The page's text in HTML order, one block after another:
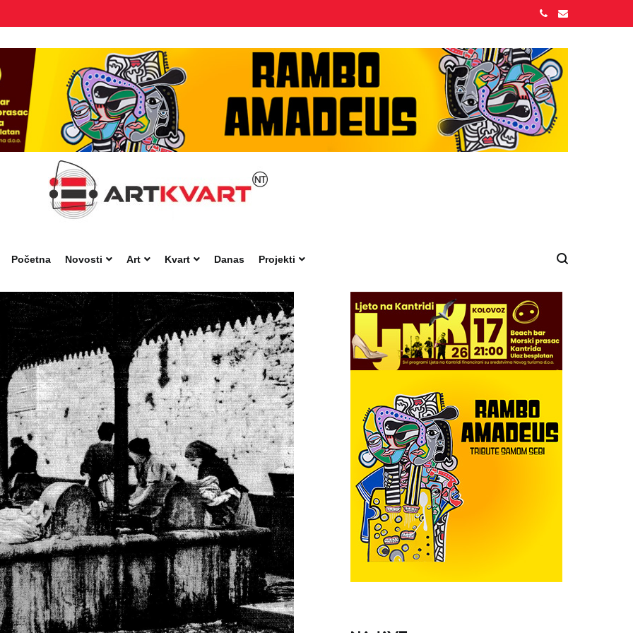
Početna
Novosti Art Kvart Danas Projekti